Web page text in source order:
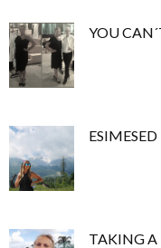
YOU
TAKING A